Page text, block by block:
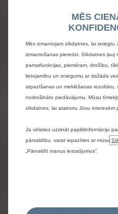
MĒS
Mēs izmantojam sīkdatnes, lai sniegtu
izmantošanas pieredzi. Sīkdatnes ļauj
pamatfunkcijas, piemēram, drošību,
lietojamību un sniegumu ar dažāda
atpazīšanas un meklēšanas
nodrošināto piedāvājumu. Mūsu
sīkdatnes, lai atainotu Jūsu interesēm
Ja vēlaties uzzināt papildinformāciju
pārvaldību, varat iepazīties ar mūsu
„Pārvaldīt manus iestatījumus”.